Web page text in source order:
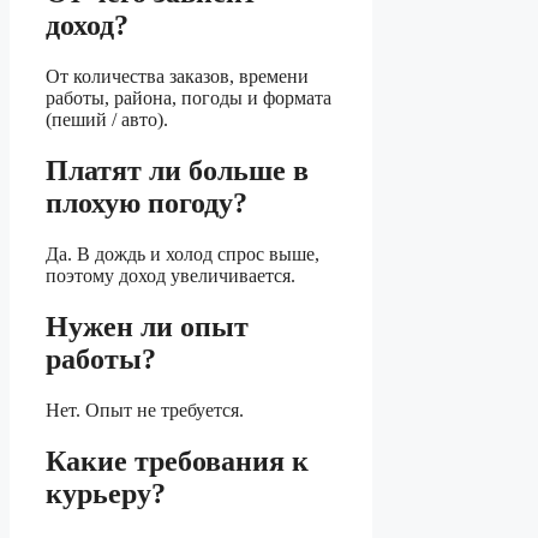
доход?
От количества заказов, времени
работы, района, погоды и формата
(пеший / авто).
Платят ли больше в
плохую погоду?
Да. В дождь и холод спрос выше,
поэтому доход увеличивается.
Нужен ли опыт
работы?
Нет. Опыт не требуется.
Какие требования к
курьеру?